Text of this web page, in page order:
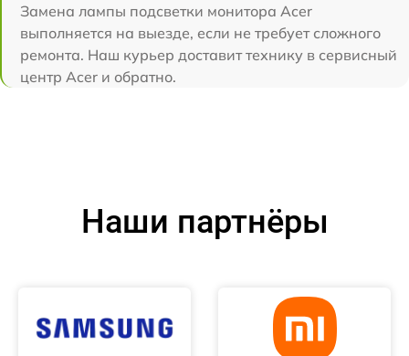
Замена лампы подсветки монитора Acer
выполняется на выезде, если не требует сложного
ремонта. Наш курьер доставит технику в сервисный
центр Acer и обратно.
Наши партнёры